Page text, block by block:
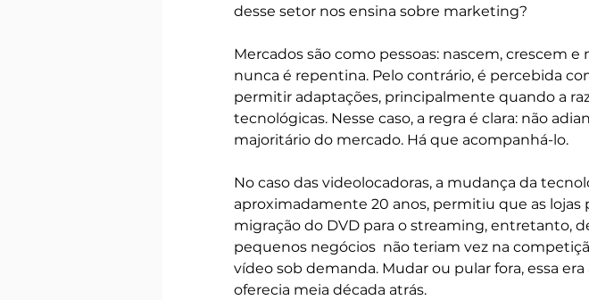
desse setor nos ensina sobre marketing?
Mercados são como pessoas: nascem, crescem
nunca é repentina. Pelo contrário, é percebida
permitir adaptações, principalmente quando a
tecnológicas. Nesse caso, a regra é clara: não
majoritário do mercado. Há que acompanhá-lo.
No caso das videolocadoras, a mudança da
aproximadamente 20 anos, permitiu que as
migração do DVD para o streaming, entretanto,
pequenos negócios  não teriam vez na
vídeo sob demanda. Mudar ou pular fora, essa
oferecia meia década atrás.